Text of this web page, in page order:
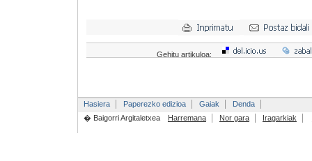
Gehitu artikuloa:
Hasiera Paperezko edizioa Gaiak
Denda
� Baigorri Argitaletxea
Harremana Nor gara Iragarkiak